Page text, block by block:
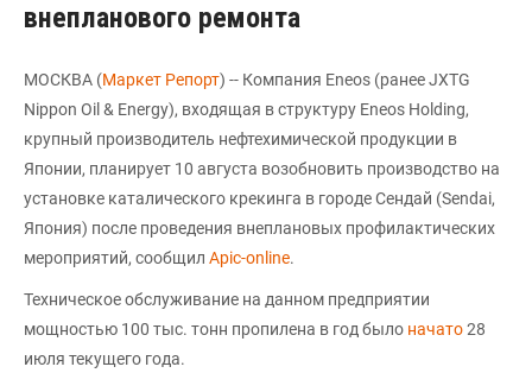
внепланового ремонта
МОСКВА (Маркет Репорт) -- Компания Eneos (ранее JXTG
Nippon Oil & Energy), входящая в структуру Eneos Holding,
крупный производитель нефтехимической продукции в
Японии, планирует 10 августа возобновить производство на
установке каталического крекинга в городе Сендай (Sendai,
Япония) после проведения внеплановых профилактических
мероприятий, сообщил Apic-online.
Техническое обслуживание на данном предприятии
мощностью 100 тыс. тонн пропилена в год было начато28
июля текущего года.